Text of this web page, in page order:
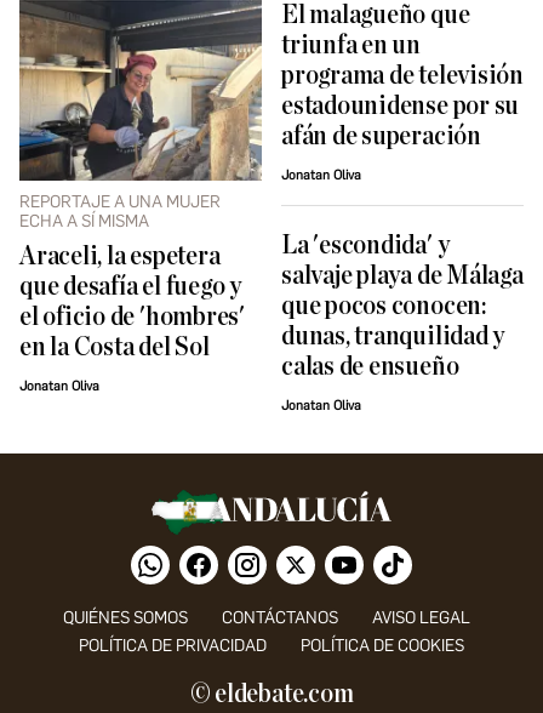
REPORTAJE A UNA MUJER
ECHA A SÍ MISMA
Araceli, la espetera
que desafía el fuego y
el oficio de 'hombres'
en la Costa del Sol
Jonatan Oliva
El malagueño que
triunfa en un
programa de televisión
estadounidense por su
afán de superación
Jonatan Oliva
La 'escondida' y
salvaje playa de Málaga
que pocos conocen:
dunas, tranquilidad y
calas de ensueño
Jonatan Oliva
QUIÉNES SOMOS CONTÁCTANOS
AVISO LEGAL
POLÍTICA DE PRIVACIDAD
POLÍTICA DE COOKIES
© eldebate.com